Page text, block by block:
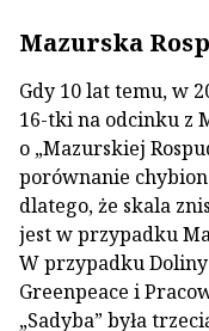
Mazurska
Gdy 10 lat temu, w
16-tki na odcinku z
o „Mazurskiej
porównanie
dlatego, że skala
jest w przypadku
W przypadku
Greenpeace i
„Sadyba” była